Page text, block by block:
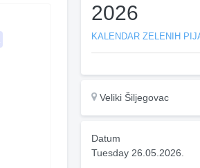
2026
KALENDAR ZELENIH
Veliki Šiljegovac
Datum
Tuesday 26.05.2026.